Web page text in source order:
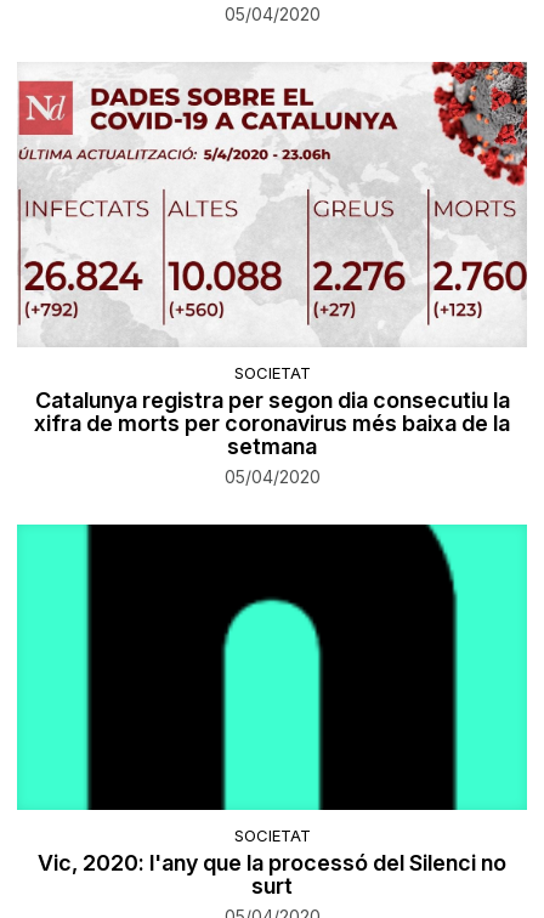
05/04/2020
SOCIETAT
Catalunya registra per segon dia consecutiu la
xifra de morts per coronavirus més baixa de la
setmana
05/04/2020
SOCIETAT
Vic, 2020: l'any que la processó del Silenci no
surt